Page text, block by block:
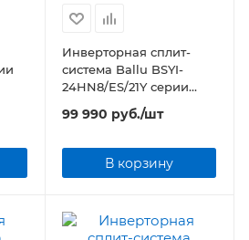
Инверторная сплит-
система Ballu BSYI-
24HN8/ES/21Y серии
99 990 руб./шт
В корзину